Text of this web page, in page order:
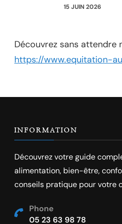
15 JUIN 2026
Découvrez sans attendre
https://www.equitation-
INFORMATION
Découvrez votre guide
alimentation, bien-être,
conseils pratique pour votre
Phone
05 23 63 98 78